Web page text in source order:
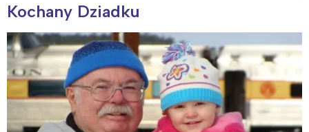
Kochany Dziadku